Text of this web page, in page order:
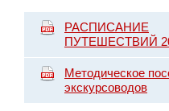
РАСПИСАНИЕ
ПУТЕШЕСТВИЙ
Методическое
экскурсоводов